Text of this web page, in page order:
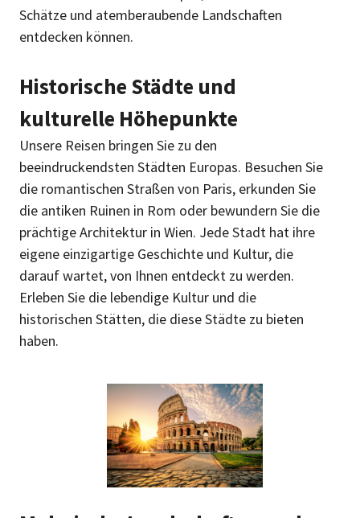
Schätze und atemberaubende Landschaften
entdecken können.
Historische Städte und
kulturelle Höhepunkte
Unsere Reisen bringen Sie zu den
beeindruckendsten Städten Europas. Besuchen Sie
die romantischen Straßen von Paris, erkunden Sie
die antiken Ruinen in Rom oder bewundern Sie die
prächtige Architektur in Wien. Jede Stadt hat ihre
eigene einzigartige Geschichte und Kultur, die
darauf wartet, von Ihnen entdeckt zu werden.
Erleben Sie die lebendige Kultur und die
historischen Stätten, die diese Städte zu bieten
haben.